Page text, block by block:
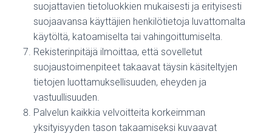
suojattavien tietoluokkien mukaisesti ja erityisesti
suojaavansa käyttäjien henkilötietoja luvattomalta
käytöltä, katoamiselta tai vahingoittumiselta.
Rekisterinpitäjä ilmoittaa, että sovelletut
suojaustoimenpiteet takaavat täysin käsiteltyjen
tietojen luottamuksellisuuden, eheyden ja
vastuullisuuden.
Palvelun kaikkia velvoitteita korkeimman
yksityisyyden tason takaamiseksi kuvaavat